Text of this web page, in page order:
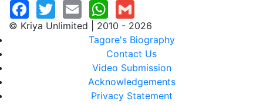
© Kriya Unlimited | 2010 - 2026
Tagore's Biography
Contact Us
Video Submission
Acknowledgements
Privacy Statement